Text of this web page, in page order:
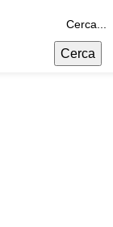
Cerca